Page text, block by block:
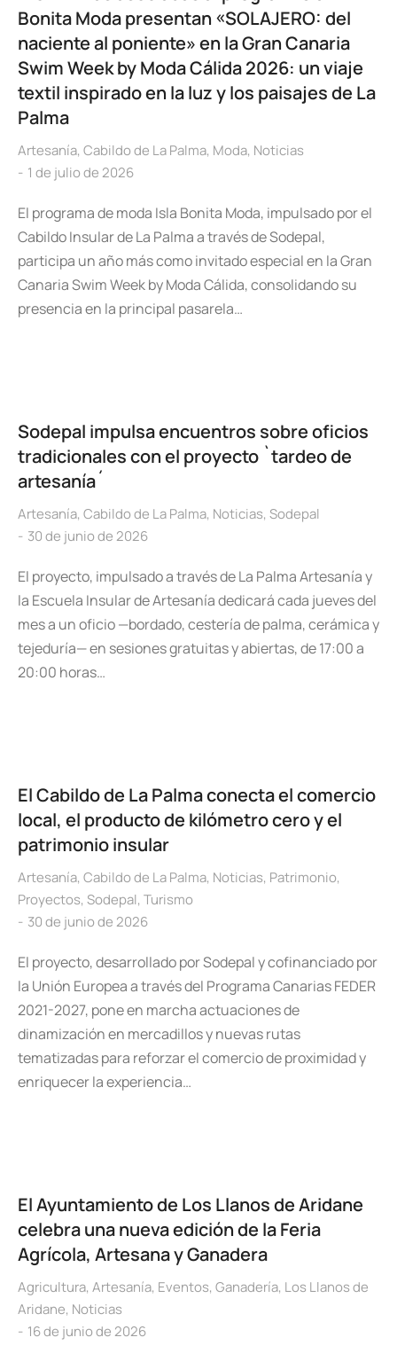
Bonita Moda presentan «SOLAJERO: del
naciente al poniente» en la Gran Canaria
Swim Week by Moda Cálida 2026: un viaje
textil inspirado en la luz y los paisajes de La
Palma
Artesanía, Cabildo de La Palma, Moda, Noticias
1 de julio de 2026
El programa de moda Isla Bonita Moda, impulsado por el
Cabildo Insular de La Palma a través de Sodepal,
participa un año más como invitado especial en la Gran
Canaria Swim Week by Moda Cálida, consolidando su
presencia en la principal pasarela…
Sodepal impulsa encuentros sobre oficios
tradicionales con el proyecto `tardeo de
artesanía´
Artesanía, Cabildo de La Palma, Noticias, Sodepal
30 de junio de 2026
El proyecto, impulsado a través de La Palma Artesanía y
la Escuela Insular de Artesanía dedicará cada jueves del
mes a un oficio —bordado, cestería de palma, cerámica y
tejeduría— en sesiones gratuitas y abiertas, de 17:00 a
20:00 horas…
El Cabildo de La Palma conecta el comercio
local, el producto de kilómetro cero y el
patrimonio insular
Artesanía, Cabildo de La Palma, Noticias, Patrimonio,
Proyectos, Sodepal, Turismo
30 de junio de 2026
El proyecto, desarrollado por Sodepal y cofinanciado por
la Unión Europea a través del Programa Canarias FEDER
2021-2027, pone en marcha actuaciones de
dinamización en mercadillos y nuevas rutas
tematizadas para reforzar el comercio de proximidad y
enriquecer la experiencia…
El Ayuntamiento de Los Llanos de Aridane
celebra una nueva edición de la Feria
Agrícola, Artesana y Ganadera
Agricultura, Artesanía, Eventos, Ganadería, Los Llanos de
Aridane, Noticias
16 de junio de 2026